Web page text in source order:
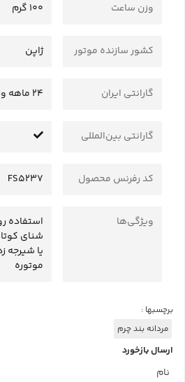
وزن ساعت 100 گرم
کشور سازنده موتور ژاپن
گارانتی ایران 24 ماهه وستا سرویس
گارانتی بین‌المللی
کد رفرنس محصول FS5237
ویژگی‌ها
استفاده
شنای
یا شیرجه
موتوره
برچسبها :
مردانه بند چرم
ارسال بازخورد
نام